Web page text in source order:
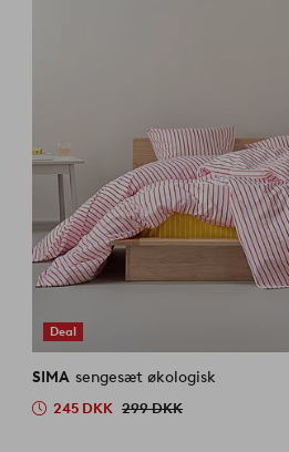
Deal
SIMA sengesæt økologisk
245 DKK 299 DKK